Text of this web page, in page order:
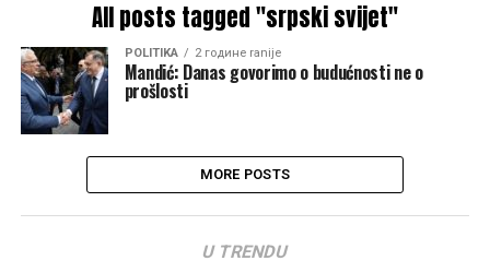
All posts tagged "srpski svijet"
POLITIKA 2 године ranije
Mandić: Danas govorimo o budućnosti ne o
prošlosti
MORE POSTS
U TRENDU